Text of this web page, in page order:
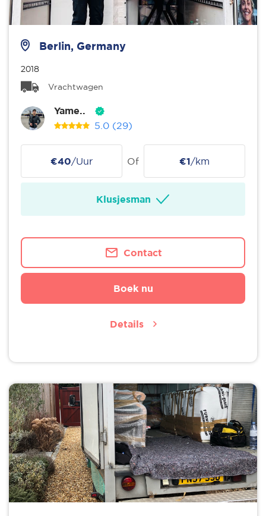
Berlin, Germany
2018
Vrachtwagen
Yame..
5.0 (29)
€40/Uur Of €1/km
Klusjesman
Contact
Boek nu
Details